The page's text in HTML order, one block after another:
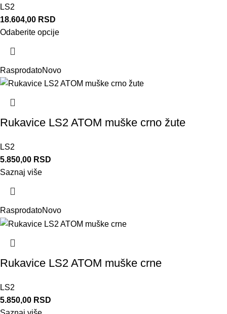
LS2
18.604,00 RSD
Odaberite opcije
RasprodatoNovo
Rukavice LS2 ATOM muške crno žute
LS2
5.850,00 RSD
Saznaj više
RasprodatoNovo
Rukavice LS2 ATOM muške crne
LS2
5.850,00 RSD